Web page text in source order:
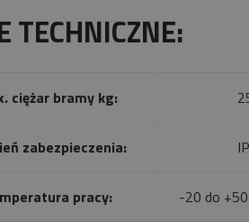
TECHNICZNE:
ciężar bramy kg:
zabezpieczenia:
pracy: -20 do